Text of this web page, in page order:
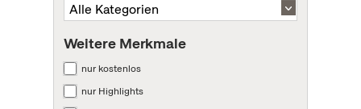
Weitere Merkmale
nur kostenlos
nur Highlights